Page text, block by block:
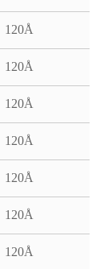
120Å
120Å
120Å
120Å
120Å
120Å
120Å